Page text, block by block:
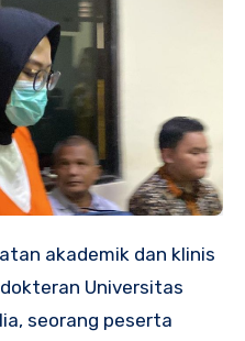
Universitas
seorang peserta